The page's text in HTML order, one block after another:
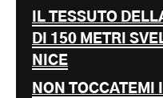
IL TESSUTO
DI 150 METRI
NICE
NON TOCCATEMI